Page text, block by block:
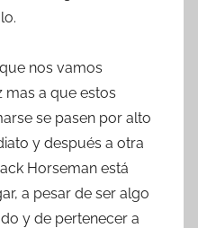
nos vamos
a que estos
se pasen por alto
y después a otra
Horseman está
a pesar de ser algo
y de pertenecer a